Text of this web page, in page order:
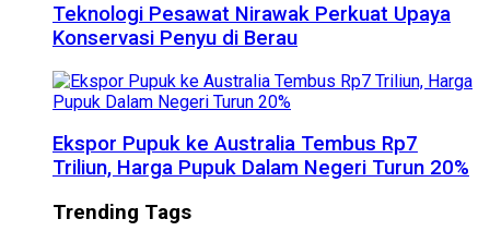
Teknologi Pesawat Nirawak Perkuat Upaya
Konservasi Penyu di Berau
Ekspor Pupuk ke Australia Tembus Rp7
Triliun, Harga Pupuk Dalam Negeri Turun 20%
Trending Tags